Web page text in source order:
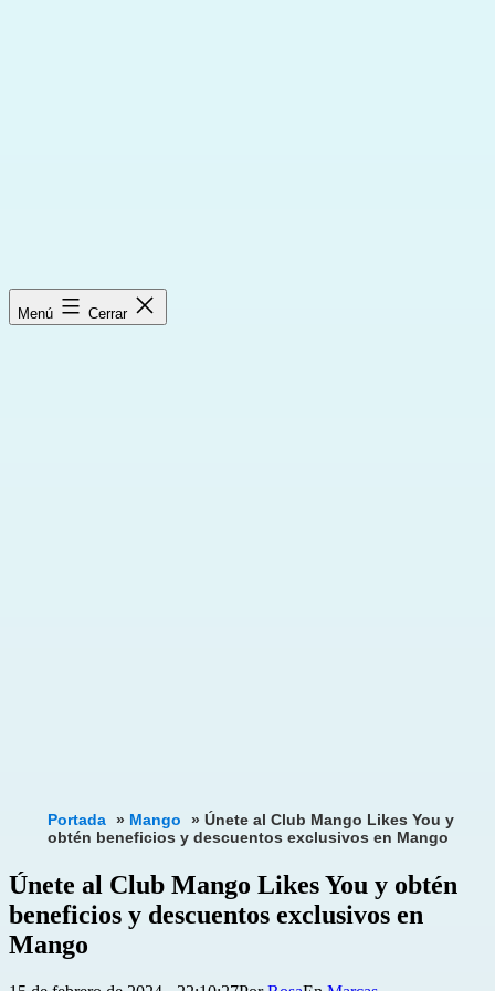
Menú Cerrar
Portada » Mango » Únete al Club Mango Likes You y
obtén beneficios y descuentos exclusivos en Mango
Únete al Club Mango Likes You y obtén
beneficios y descuentos exclusivos en
Mango